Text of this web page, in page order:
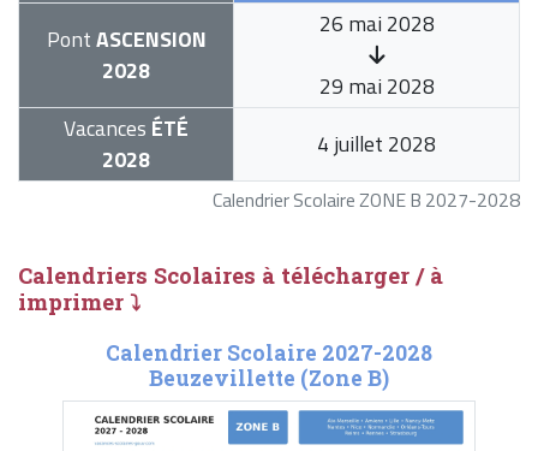
Calendrier Scolaire ZONE B 2027-2028
PontASCENSION
2028
26 mai 2028
29 mai 2028
Vacances ÉTÉ
2028
4 juillet 2028
Calendriers Scolaires à télécharger / à
imprimer ⤵
Calendrier Scolaire 2027-2028
Beuzevillette (Zone B)